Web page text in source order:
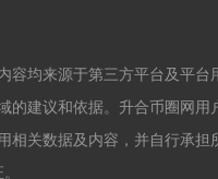
均来源于第三方平台及平
建议和依据。升合币圈网
关数据及内容，并自行承